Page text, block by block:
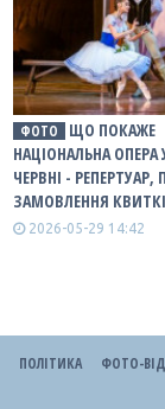
ФОТО
ЩО ПОКАЖЕ
НАЦІОНАЛЬНА ОПЕРА
ЧЕРВНІ - РЕПЕРТУАР,
ЗАМОВЛЕННЯ
2026-05-29 14:42
ПОЛІТИКА ФОТО-